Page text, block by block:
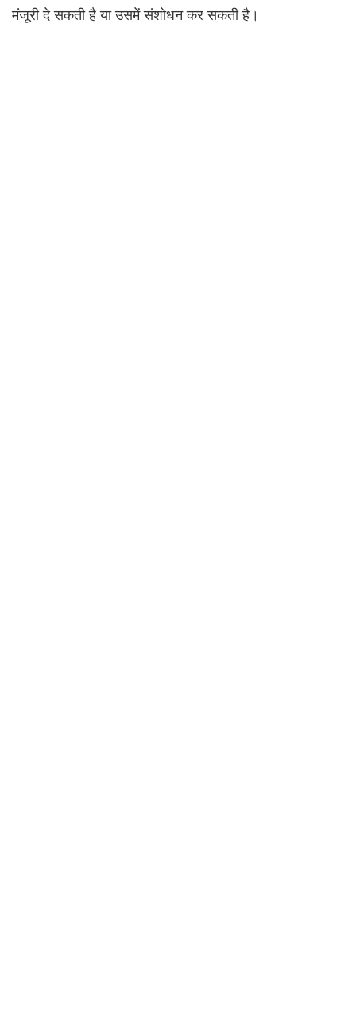
मंजूरी दे सकती है या उसमें संशोधन कर सकती है।